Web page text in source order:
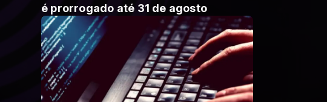
é prorrogado até 31 de agosto